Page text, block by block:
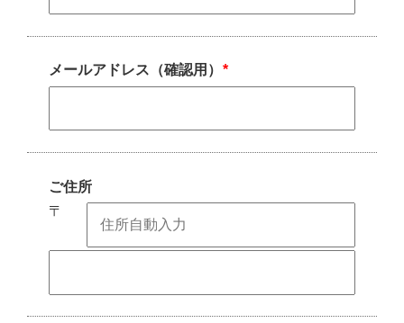
メールアドレス（確認用） *
ご住所
〒